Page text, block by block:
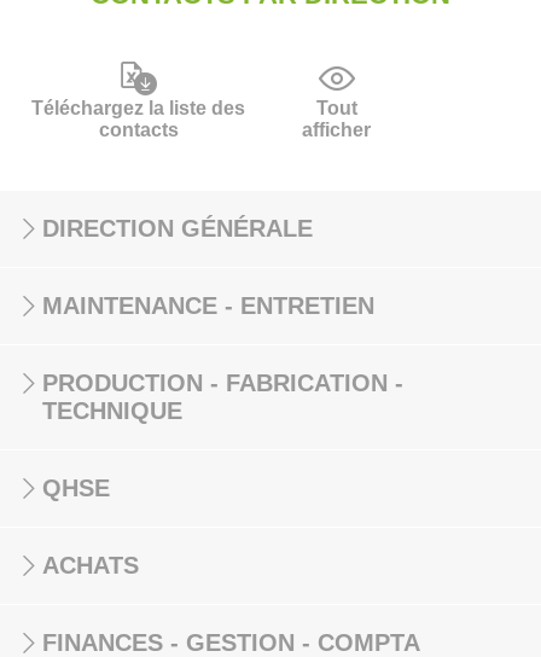
Téléchargez la liste des
contacts
Tout
afficher
DIRECTION GÉNÉRALE
MAINTENANCE - ENTRETIEN
PRODUCTION - FABRICATION -
TECHNIQUE
QHSE
ACHATS
FINANCES - GESTION - COMPTA